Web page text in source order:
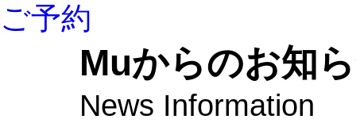
ご予約
Muからのお知
News Information